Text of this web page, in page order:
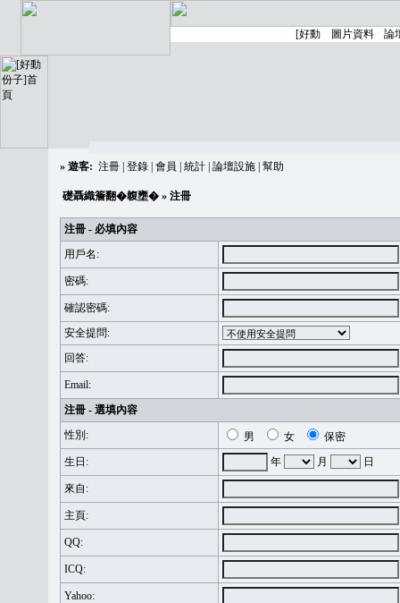
» 遊客: 注冊 登錄 會員 統計 論壇設施 幫助
礎聶織簷翻�䪖壅� » 注冊
注冊 - 必填內容
用戶名:
密碼:
確認密碼:
安全提問:
回答:
Email:
注冊 - 選填內容
性別:
男 女
保密
生日:
年 月 日
來自:
主頁:
QQ:
ICQ:
Yahoo: